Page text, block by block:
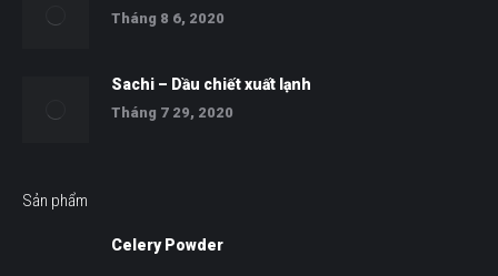
Tháng 8 6, 2020
Sachi – Dầu chiết xuất lạnh
Tháng 7 29, 2020
Sản phẩm
Celery Powder